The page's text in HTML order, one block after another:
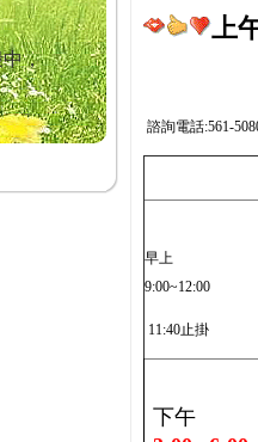
，
上
諮詢電話:561-
早上
9:00~12:00
11:40止掛
下午